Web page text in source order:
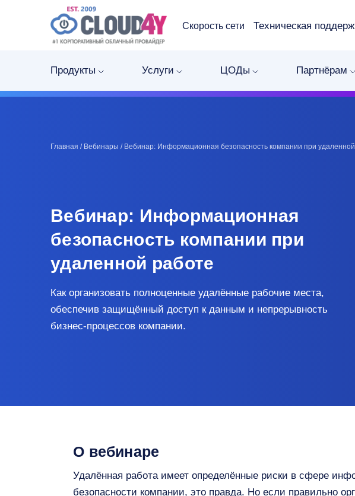
Скорость сети Техническая
Продукты Услуги ЦОДы Партнёрам
Главная / Вебинары / Вебинар: Информационная безопасность компании при
Вебинар: Информационная
безопасность компании при
удаленной работе
Как организовать полноценные удалённые рабочие места,
обеспечив защищённый доступ к данным и непрерывность
бизнес-процессов компании.
О вебинаре
Удалённая работа имеет определённые риски в сфере
безопасности компании, это правда. Но если правильно